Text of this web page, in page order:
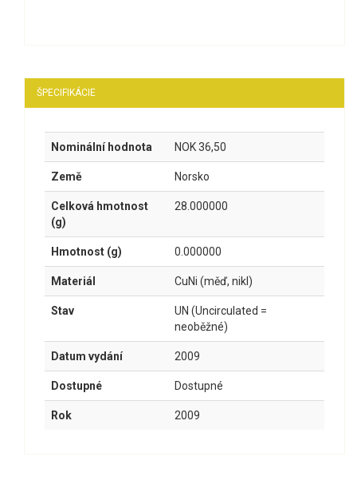
ŠPECIFIKÁCIE
Nominální hodnota NOK 36,50
Země Norsko
Celková hmotnost
(g)
28.000000
Hmotnost (g) 0.000000
Materiál CuNi (měď, nikl)
Stav
UN (Uncirculated =
neoběžné)
Datum vydání 2009
Dostupné Dostupné
Rok 2009